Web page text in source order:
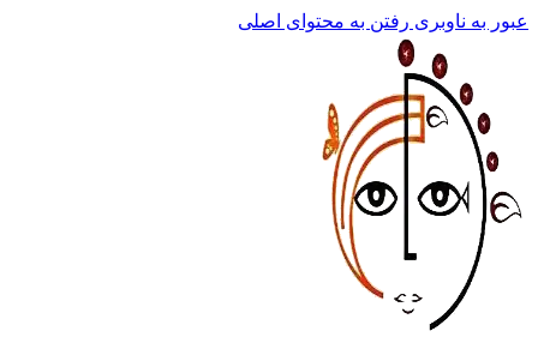
عبور به ناوبری رفتن به محتوای اصلی